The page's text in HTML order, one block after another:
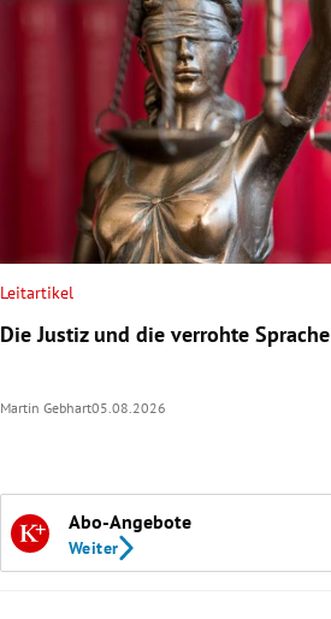
Leitartikel
Die Justiz und die verrohte Sprache
Martin Gebhart05.08.2026
Abo-Angebote
Weiter